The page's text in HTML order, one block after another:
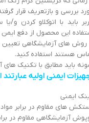
بررسی و بازتعریف قرار
باید با اتوکلاو کردن و/
این محصول از دفع
روش های آزمایشگاهی تعیین
هستند استفاده کنید.
باید مطابق با تکنیک
ایمنی اولیه عبارتند
ایمنی
های مقاوم در برابر
آزمایشگاهی مقاوم در